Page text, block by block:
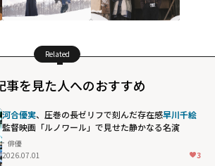
Related
事を見た人へのおすすめ
河合優実、圧巻の長ゼリフで刻んだ存在感――早川千絵
監督映画「ルノワール」で見せた静かなる名演
俳優
2026.07.01
3